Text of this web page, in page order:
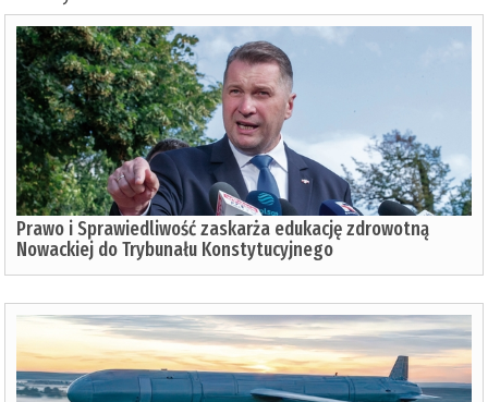
Prawo i Sprawiedliwość zaskarża edukację zdrowotną
Nowackiej do Trybunału Konstytucyjnego